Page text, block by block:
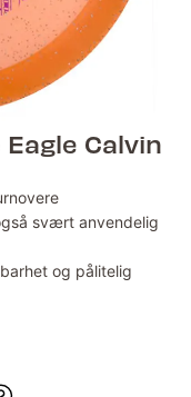
Calvin
svært anvendelig
og pålitelig